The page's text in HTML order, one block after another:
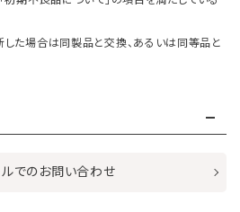
た場合は同製品と交換、あるいは同等品と
ルでのお問い合わせ